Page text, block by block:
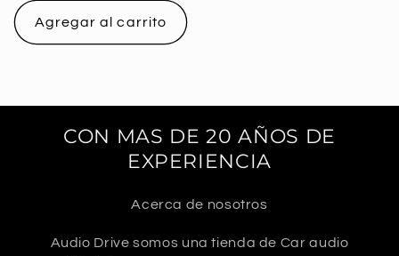
Agregar al carrito
CON MAS DE 20 AÑOS DE
EXPERIENCIA
Acerca de nosotros
Audio Drive somos una tienda de Car audio